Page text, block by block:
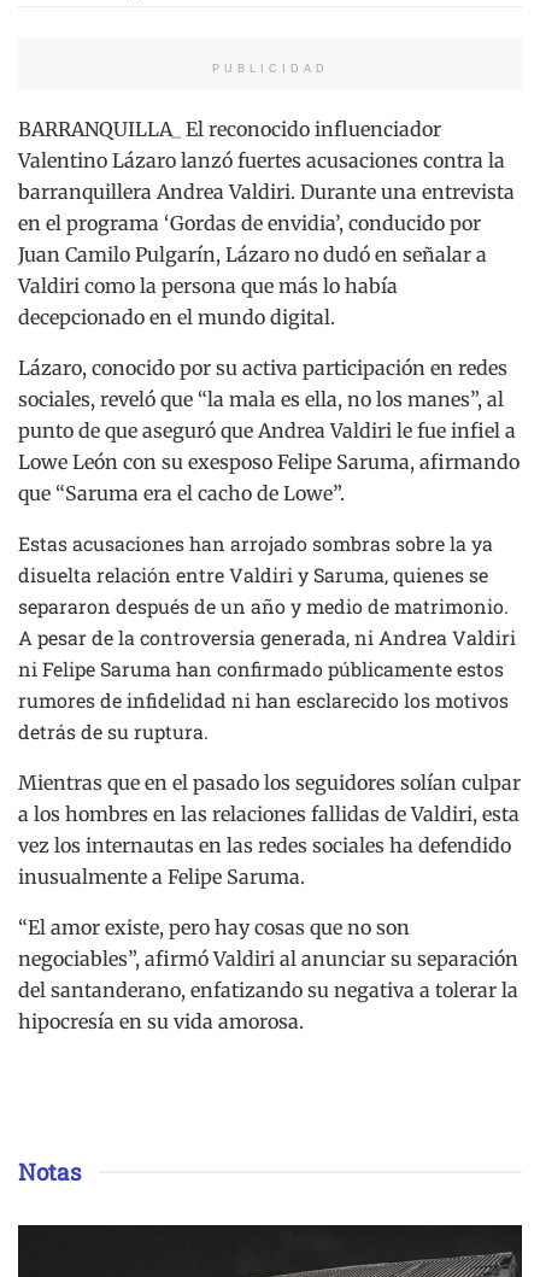
PUBLICIDAD
BARRANQUILLA_ El reconocido influenciador
Valentino Lázaro lanzó fuertes acusaciones contra la
barranquillera Andrea Valdiri. Durante una entrevista
en el programa ‘Gordas de envidia’, conducido por
Juan Camilo Pulgarín, Lázaro no dudó en señalar a
Valdiri como la persona que más lo había
decepcionado en el mundo digital.
Lázaro, conocido por su activa participación en redes
sociales, reveló que “la mala es ella, no los manes”, al
punto de que aseguró que Andrea Valdiri le fue infiel a
Lowe León con su exesposo Felipe Saruma, afirmando
que “Saruma era el cacho de Lowe”.
Estas acusaciones han arrojado sombras sobre la ya
disuelta relación entre Valdiri y Saruma, quienes se
separaron después de un año y medio de matrimonio.
A pesar de la controversia generada, ni Andrea Valdiri
ni Felipe Saruma han confirmado públicamente estos
rumores de infidelidad ni han esclarecido los motivos
detrás de su ruptura.
Mientras que en el pasado los seguidores solían culpar
a los hombres en las relaciones fallidas de Valdiri, esta
vez los internautas en las redes sociales ha defendido
inusualmente a Felipe Saruma.
“El amor existe, pero hay cosas que no son
negociables”, afirmó Valdiri al anunciar su separación
del santanderano, enfatizando su negativa a tolerar la
hipocresía en su vida amorosa.
Notas